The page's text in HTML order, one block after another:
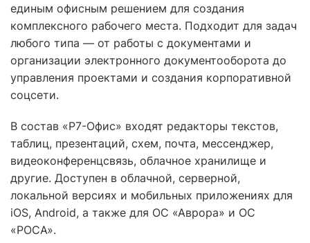
единым офисным решением для создания
комплексного рабочего места. Подходит для задач
любого типа — от работы с документами и
организации электронного документооборота до
управления проектами и создания корпоративной
соцсети.
В состав «Р7-Офис» входят редакторы текстов,
таблиц, презентаций, схем, почта, мессенджер,
видеоконференцсвязь, облачное хранилище и
другие. Доступен в облачной, серверной,
локальной версиях и мобильных приложениях для
iOS, Android, а также для ОС «Аврора» и ОС
«РОСА».